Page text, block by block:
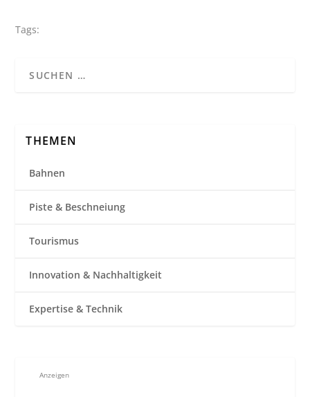
Tags:
THEMEN
Bahnen
Piste & Beschneiung
Tourismus
Innovation & Nachhaltigkeit
Expertise & Technik
Anzeigen